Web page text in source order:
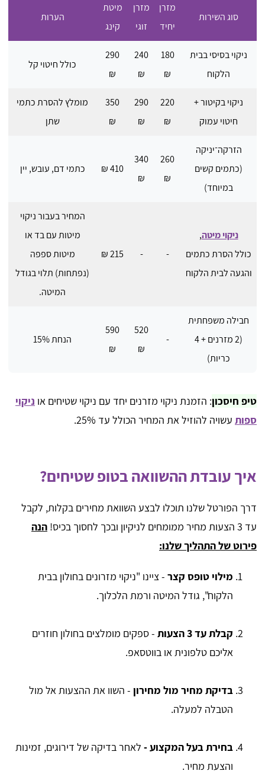
סוג השירות
מזרן
יחיד
מזרן
זוגי
מיטת
קינג
הערות
ניקוי בסיסי בבית
הלקוח
180
₪
240
₪
290
₪
כולל חיטוי קל
ניקוי בקיטור +
חיטוי עמוק
220
₪
290
₪
350
₪
מומלץ להסרת כתמי
שתן
הזרקה־יניקה
(כתמים קשים
במיוחד)
260
₪
340
₪
410 ₪ כתמי דם, עובש, יין
ניקוי מיטה,
כולל הסרת כתמים
והגעה לבית הלקוח
-
-
215 ₪
המחיר בעבור ניקוי
מיטות עם בד או
מיטות ספפה
(נפתחות) תלוי בגודל
המיטה.
חבילה משפחתית
(2 מזרנים + 4
כריות)
-
520
₪
590
₪
הנחת 15%
טיפ חיסכון: הזמנת ניקוי מזרנים יחד עם ניקוי שטיחים או ניקוי
ספות עשויה להוזיל את המחיר הכולל עד 25%.
איך עובדת ההשוואה בטופ שטיחים?
דרך הפורטל שלנו תוכלו לבצע השוואת מחירים בקלות, לקבל
עד 3 הצעות מחיר ממומחים לניקיון ובכך לחסוך בכיס!
הנה
פירוט של התהליך שלנו:
מילוי טופס קצר - ציינו "ניקוי מזרונים בחולון בבית
הלקוח", גודל המיטה ורמת הלכלוך.
קבלת עד 3 הצעות
- ספקים מומלצים בחולון חוזרים
אליכם טלפונית או בווטסאפ.
בדיקת מחיר מול מחירון - השוו את ההצעות אל מול
הטבלה למעלה.
בחירת בעל המקצוע - לאחר בדיקה של דירוגים, זמינות
והצעת מחיר.